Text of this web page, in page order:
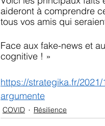
aideront à comprendre
tous vos amis qui
Face aux fake-news et
cognitive ! »
https://strategika.fr/
argumente
COVID Résilience